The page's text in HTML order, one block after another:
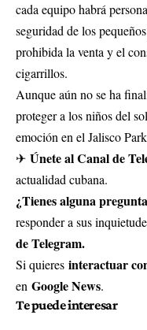
cada equipo habrá
seguridad de los
prohibida la venta y el
cigarrillos.
Aunque aún no se ha
proteger a los niños del
emoción en el Jalisco
✈ Únete al Canal de
actualidad cubana.
¿Tienes alguna
responder a sus
de Telegram.
Si quieres interactuar
en Google News.
Te puede interesar